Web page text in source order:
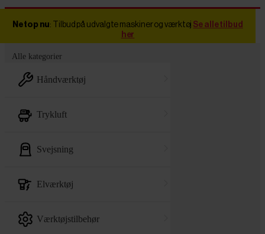
Netop nu: Tilbud på udvalgte maskiner og værktøj Se alle tilbud
her
Alle kategorier
håndværktøj
trykluft
svejsning
elværktøj
værktøjstilbehør